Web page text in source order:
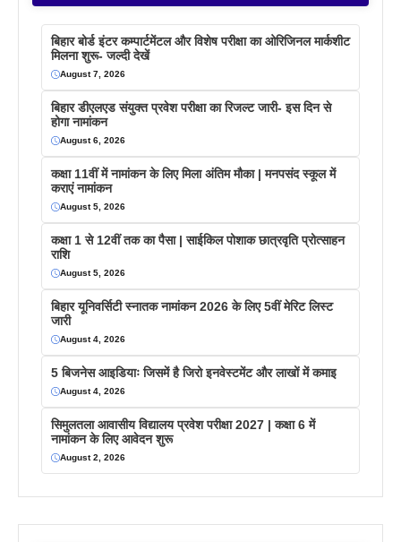
बिहार बोर्ड इंटर कम्पार्टमेंटल और विशेष परीक्षा का ओरिजिनल मार्कशीट
मिलना शुरू- जल्दी देखें
August 7, 2026
बिहार डीएलएड संयुक्त प्रवेश परीक्षा का रिजल्ट जारी- इस दिन से
होगा नामांकन
August 6, 2026
कक्षा 11वीं में नामांकन के लिए मिला अंतिम मौका | मनपसंद स्कूल में
कराएं नामांकन
August 5, 2026
कक्षा 1 से 12वीं तक का पैसा | साईकिल पोशाक छात्रवृति प्रोत्साहन
राशि
August 5, 2026
बिहार यूनिवर्सिटी स्नातक नामांकन 2026 के लिए 5वीं मेरिट लिस्ट
जारी
August 4, 2026
5 बिजनेस आइडियाः जिसमें है जिरो इनवेस्टमेंट और लाखों में कमाइ
August 4, 2026
सिमुलतला आवासीय विद्यालय प्रवेश परीक्षा 2027 | कक्षा 6 में
नामांकन के लिए आवेदन शुरू
August 2, 2026